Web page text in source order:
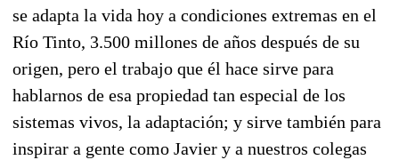
se adapta la vida hoy a condiciones extremas en el
Río Tinto, 3.500 millones de años después de su
origen, pero el trabajo que él hace sirve para
hablarnos de esa propiedad tan especial de los
sistemas vivos, la adaptación; y sirve también para
inspirar a gente como Javier y a nuestros colegas